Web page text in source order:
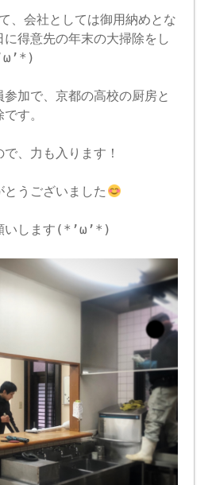
、会社としては御用納めとな
に得意先の年末の大掃除をし
加で、京都の高校の厨房と
す。
、力も入ります！
うございました
いします(*’ω’*)